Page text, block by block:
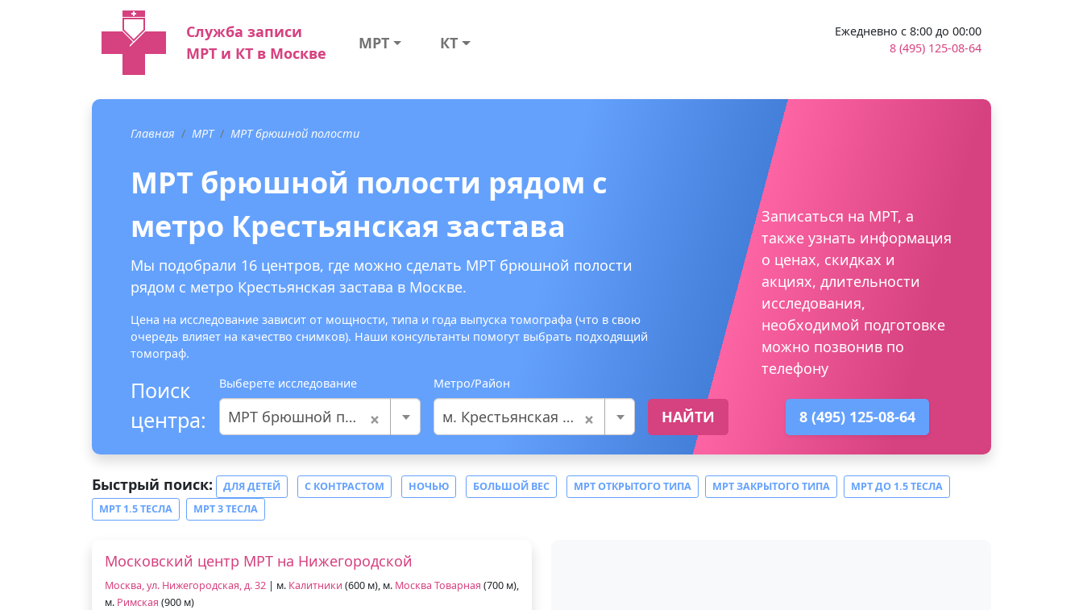
Служба записи
МРТ и КТ в Москве
МРТ КТ
Ежедневно с 8:00 до 00:00
8 (495) 125-08-64
Главная МРТ МРТ брюшной полости
МРТ брюшной полости рядом с
метро Крестьянская застава
Мы подобрали 16 центров, где можно сделать МРТ брюшной полости
рядом с метро Крестьянская застава в Москве.
Цена на исследование зависит от мощности, типа и года выпуска томографа (что в свою
очередь влияет на качество снимков). Наши консультанты помогут выбрать подходящий
томограф.
Поиск
центра:
Выберете исследование
×
МРТ брюшной полости
Метро/Район
×
м. Крестьянская застава НАЙТИ
Записаться на МРТ, а
также узнать информация
о ценах, скидках и
акциях, длительности
исследования,
необходимой подготовке
можно позвонив по
телефону
8 (495) 125-08-64
Быстрый поиск: ДЛЯ ДЕТЕЙ С КОНТРАСТОМ НОЧЬЮ БОЛЬШОЙ ВЕС МРТ ОТКРЫТОГО ТИПА МРТ ЗАКРЫТОГО ТИПА
МРТ ДО 1.5 ТЕСЛА
МРТ 1.5 ТЕСЛА
МРТ 3 ТЕСЛА
Московский центр МРТ на Нижегородской
Москва, ул. Нижегородская, д. 32 | м. Калитники (600 м), м. Москва Товарная (700 м),
м. Римская (900 м)